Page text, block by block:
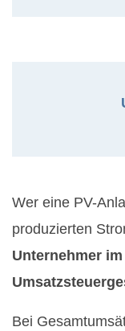
Wer eine PV-
produzierten
Unternehmer
Bei